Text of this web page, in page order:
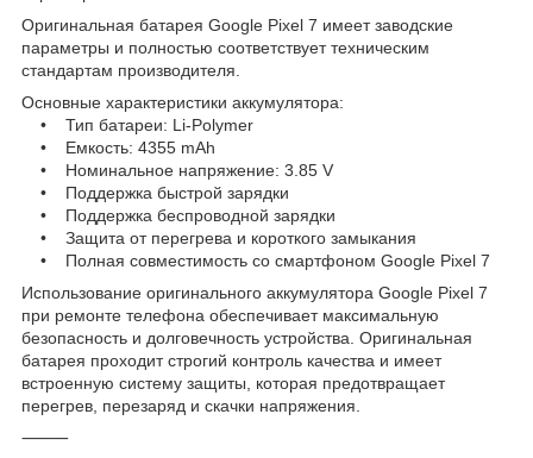
Оригинальная батарея Google Pixel 7 имеет заводские
параметры и полностью соответствует техническим
стандартам производителя.
Основные характеристики аккумулятора:
• Тип батареи: Li-Polymer
• Емкость: 4355 mAh
• Номинальное напряжение: 3.85 V
• Поддержка быстрой зарядки
• Поддержка беспроводной зарядки
• Защита от перегрева и короткого замыкания
• Полная совместимость со смартфоном Google Pixel 7
Использование оригинального аккумулятора Google Pixel 7
при ремонте телефона обеспечивает максимальную
безопасность и долговечность устройства. Оригинальная
батарея проходит строгий контроль качества и имеет
встроенную систему защиты, которая предотвращает
перегрев, перезаряд и скачки напряжения.
⸻